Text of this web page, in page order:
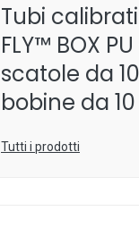
Tubi calibrati
FLY™ BOX
scatole da 10
bobine da
Tutti i prodotti